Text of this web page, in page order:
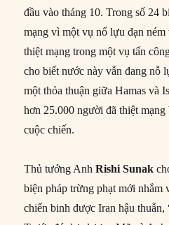
đầu vào tháng 10. Trong số 24
mạng vì một vụ nổ lựu đạn
thiệt mạng trong một vụ tấn
cho biết nước này vẫn đang nỗ
một thỏa thuận giữa Hamas và
hơn 25.000 người đã thiệt
cuộc chiến.
Thủ tướng AnhRishi Sunak
biện pháp trừng phạt mới nhắm
chiến binh được Iran hậu